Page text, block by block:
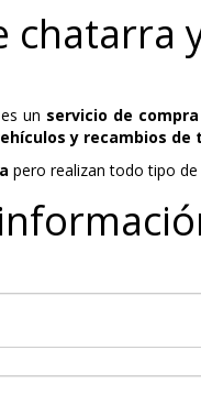
chatarra
un servicio de
y recambios de
pero realizan todo tipo